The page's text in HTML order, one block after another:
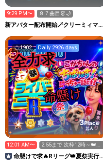
9:29 PM〜 ８７曲目👗🌙
新アバター配布開始🪄クリーミィマミ
1902 Daily 2926 days
3Place
芸人
12:01 AM〜
2:55まで 次枠12時～👑投
げれる枠盛上がり欲し
命懸けで求🔥Rリーグ👑夏祭実行